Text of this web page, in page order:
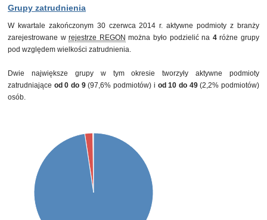
Grupy zatrudnienia
W kwartale zakończonym 30 czerwca 2014 r. aktywne podmioty z branży
zarejestrowane wrejestrze REGON można było podzielić na 4różne grupy
pod względem wielkości zatrudnienia.
Dwie największe grupy w tym okresie tworzyły aktywne podmioty
zatrudniające od 0 do 9(97,6% podmiotów) i od 10 do 49(2,2% podmiotów)
osób.